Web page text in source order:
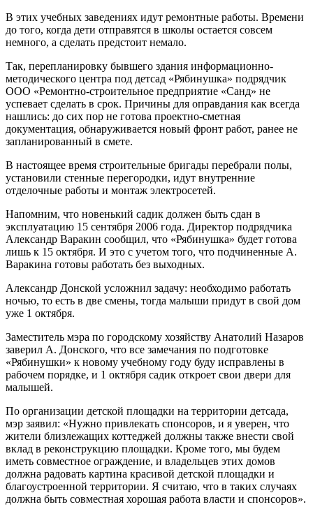
В этих учебных заведениях идут ремонтные работы. Времени
до того, когда дети отправятся в школы остается совсем
немного, а сделать предстоит немало.
Так, перепланировку бывшего здания информационно-
методического центра под детсад «Рябинушка» подрядчик
ООО «Ремонтно-строительное предприятие «Санд» не
успевает сделать в срок. Причины для оправдания как всегда
нашлись: до сих пор не готова проектно-сметная
документация, обнаруживается новый фронт работ, ранее не
запланированный в смете.
В настоящее время строительные бригады перебрали полы,
установили стенные перегородки, идут внутренние
отделочные работы и монтаж электросетей.
Напомним, что новенький садик должен быть сдан в
эксплуатацию 15 сентября 2006 года. Директор подрядчика
Александр Варакин сообщил, что «Рябинушка» будет готова
лишь к 15 октября. И это с учетом того, что подчиненные А.
Варакина готовы работать без выходных.
Александр Донской усложнил задачу: необходимо работать
ночью, то есть в две смены, тогда малыши придут в свой дом
уже 1 октября.
Заместитель мэра по городскому хозяйству Анатолий Назаров
заверил А. Донского, что все замечания по подготовке
«Рябинушки» к новому учебному году буду исправлены в
рабочем порядке, и 1 октября садик откроет свои двери для
малышей.
По организации детской площадки на территории детсада,
мэр заявил: «Нужно привлекать спонсоров, и я уверен, что
жители близлежащих коттеджей должны также внести свой
вклад в реконструкцию площадки. Кроме того, мы будем
иметь совместное ограждение, и владельцев этих домов
должна радовать картина красивой детской площадки и
благоустроенной территории. Я считаю, что в таких случаях
должна быть совместная хорошая работа власти и спонсоров».